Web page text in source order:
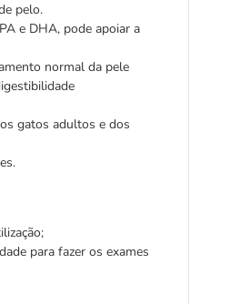
pelo.
e DHA, pode apoiar a
normal da pele
gatos adultos e dos
para fazer os exames